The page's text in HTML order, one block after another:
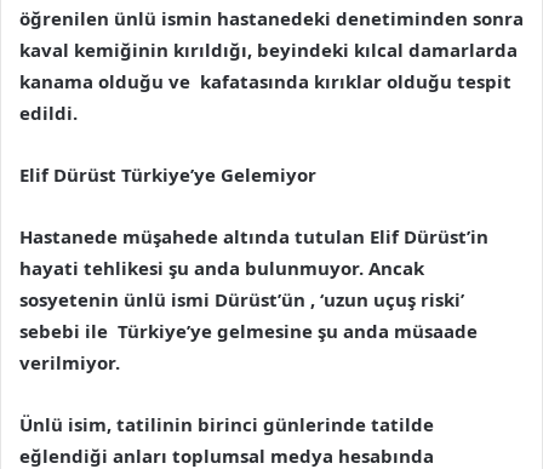
öğrenilen ünlü ismin hastanedeki denetiminden sonra
kaval kemiğinin kırıldığı, beyindeki kılcal damarlarda
kanama olduğu ve kafatasında kırıklar olduğu tespit
edildi.
Elif Dürüst Türkiye’ye Gelemiyor
Hastanede müşahede altında tutulan Elif Dürüst’in
hayati tehlikesi şu anda bulunmuyor. Ancak
sosyetenin ünlü ismi Dürüst’ün , ‘uzun uçuş riski’
sebebi ile Türkiye’ye gelmesine şu anda müsaade
verilmiyor.
Ünlü isim, tatilinin birinci günlerinde tatilde
eğlendiği anları toplumsal medya hesabında